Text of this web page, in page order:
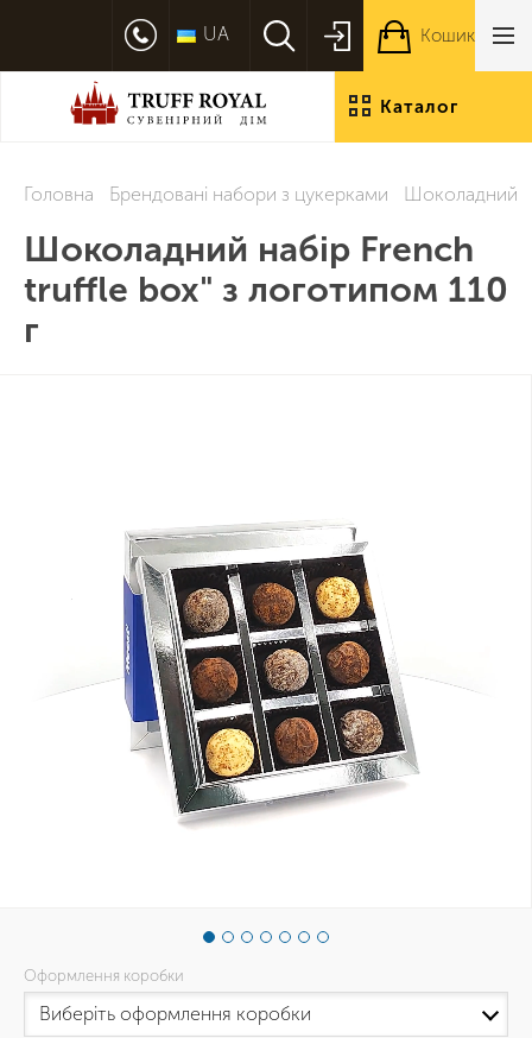
Каталог
UA Кошик
Головна Брендовані набори з цукерками Шоколадний
Шоколадний набір French
truffle box" з логотипом 110
г
Оформлення коробки